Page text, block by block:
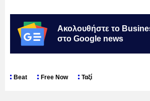
Ακολουθήστε το
στο Google news
Beat Free Now Ταξί